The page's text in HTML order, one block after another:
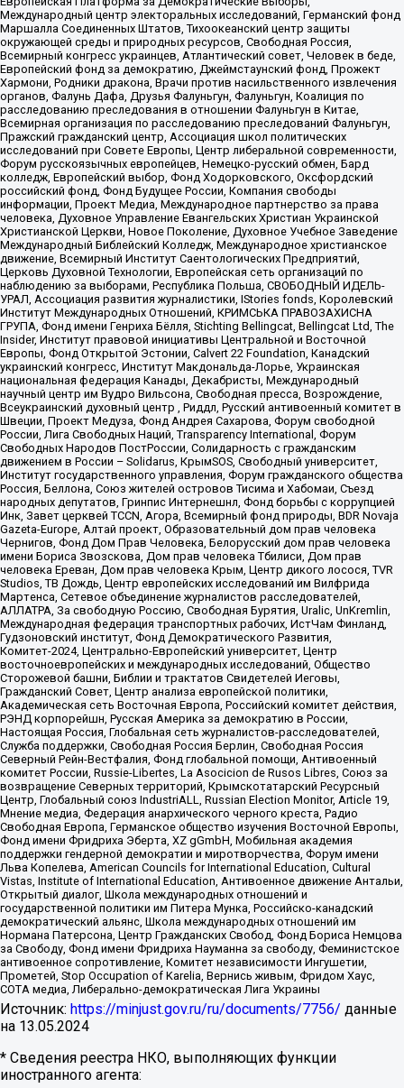
Международный центр электоральных исследований, Германский фонд
Маршалла Соединенных Штатов, Тихоокеанский центр защиты
окружающей среды и природных ресурсов, Свободная Россия,
Всемирный конгресс украинцев, Атлантический совет, Человек в беде,
Европейский фонд за демократию, Джеймстаунский фонд, Прожект
Хармони, Родники дракона, Врачи против насильственного извлечения
органов, Фалунь Дафа, Друзья Фалуньгун, Фалуньгун, Коалиция по
расследованию преследования в отношении Фалуньгун в Китае,
Всемирная организация по расследованию преследований Фалуньгун,
Пражский гражданский центр, Ассоциация школ политических
исследований при Совете Европы, Центр либеральной современности,
Форум русскоязычных европейцев, Немецко-русский обмен, Бард
колледж, Европейский выбор, Фонд Ходорковского, Оксфордский
российский фонд, Фонд Будущее России, Компания свободы
информации, Проект Медиа, Международное партнерство за права
человека, Духовное Управление Евангельских Христиан Украинской
Христианской Церкви, Новое Поколение, Духовное Учебное Заведение
Международный Библейский Колледж, Международное христианское
движение, Всемирный Институт Саентологических Предприятий,
Церковь Духовной Технологии, Европейская сеть организаций по
наблюдению за выборами, Республика Польша, СВОБОДНЫЙ ИДЕЛЬ-
УРАЛ, Ассоциация развития журналистики, IStories fonds, Королевский
Институт Международных Отношений, КРИМСЬКА ПРАВОЗАХИСНА
ГРУПА, Фонд имени Генриха Бёлля, Stichting Bellingcat, Bellingcat Ltd, The
Insider, Институт правовой инициативы Центральной и Восточной
Европы, Фонд Открытой Эстонии, Calvert 22 Foundation, Канадский
украинский конгресс, Институт Макдональда-Лорье, Украинская
национальная федерация Канады, Декабристы, Международный
научный центр им Вудро Вильсона, Свободная пресса, Возрождение,
Всеукраинский духовный центр , Риддл, Русский антивоенный комитет в
Швеции, Проект Медуза, Фонд Андрея Сахарова, Форум свободной
России, Лига Свободных Наций, Transparеncy International, Форум
Свободных Народов ПостРоссии, Солидарность с гражданским
движением в России – Solidarus, КрымSOS, Свободный университет,
Институт государственного управления, Форум гражданского общества
Россия, Беллона, Союз жителей островов Тисима и Хабомаи, Съезд
народных депутатов, Гринпис Интернешнл, Фонд борьбы с коррупцией
Инк, Завет церквей TCCN, Агора, Всемирный фонд природы, BDR Novaja
Gazeta-Europe, Алтай проект, Образовательный дом прав человека
Чернигов, Фонд Дом Прав Человека, Белорусский дом прав человека
имени Бориса Звозскова, Дом прав человека Тбилиси, Дом прав
человека Ереван, Дом прав человека Крым, Центр дикого лосося, TVR
Studios, ТВ Дождь, Центр европейских исследований им Вилфрида
Мартенса, Сетевое объединение журналистов расследователей,
АЛЛАТРА, За свободную Россию, Свободная Бурятия, Uralic, UnKremlin,
Международная федерация транспортных рабочих, ИстЧам Финланд,
Гудзоновский институт, Фонд Демократического Развития,
Комитет-2024, Центрально-Европейский университет, Центр
восточноевропейских и международных исследований, Общество
Сторожевой башни, Библии и трактатов Свидетелей Иеговы,
Гражданский Совет, Центр анализа европейской политики,
Академическая сеть Восточная Европа, Российский комитет действия,
РЭНД корпорейшн, Русская Америка за демократию в России,
Настоящая Россия, Глобальная сеть журналистов-расследователей,
Служба поддержки, Свободная Россия Берлин, Свободная Россия
Северный Рейн-Вестфалия, Фонд глобальной помощи, Антивоенный
комитет России, Russie-Libertes, La Asocicion de Rusos Libres, Союз за
возвращение Северных территорий, Крымскотатарский Ресурсный
Центр, Глобальный союз IndustriALL, Russian Election Monitor, Article 19,
Мнение медиа, Федерация анархического черного креста, Радио
Свободная Европа, Германское общество изучения Восточной Европы,
Фонд имени Фридриха Эберта, XZ gGmbH, Мобильная академия
поддержки гендерной демократии и миротворчества, Форум имени
Льва Копелева, American Councils for International Education, Cultural
Vistas, Institute of International Education, Антивоенное движение Антальи,
Открытый диалог, Школа международных отношений и
государственной политики им Питера Мунка, Российско-канадский
демократический альянс, Школа международных отношений им
Нормана Патерсона, Центр Гражданских Свобод, Фонд Бориса Немцова
за Свободу, Фонд имени Фридриха Науманна за свободу, Феминистское
антивоенное сопротивление, Комитет независимости Ингушетии,
Прометей, Stop Occupation of Karelia, Вернись живым, Фридом Хаус,
СОТА медиа, Либерально-демократическая Лига Украины
Источник: https://minjust.gov.ru/ru/documents/7756/ данные
на 13.05.2024
* Сведения реестра НКО, выполняющих функции
иностранного агента: